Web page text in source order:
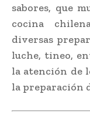
sabores, que
cocina
diversas
luche, tineo,
la atención de
la preparación